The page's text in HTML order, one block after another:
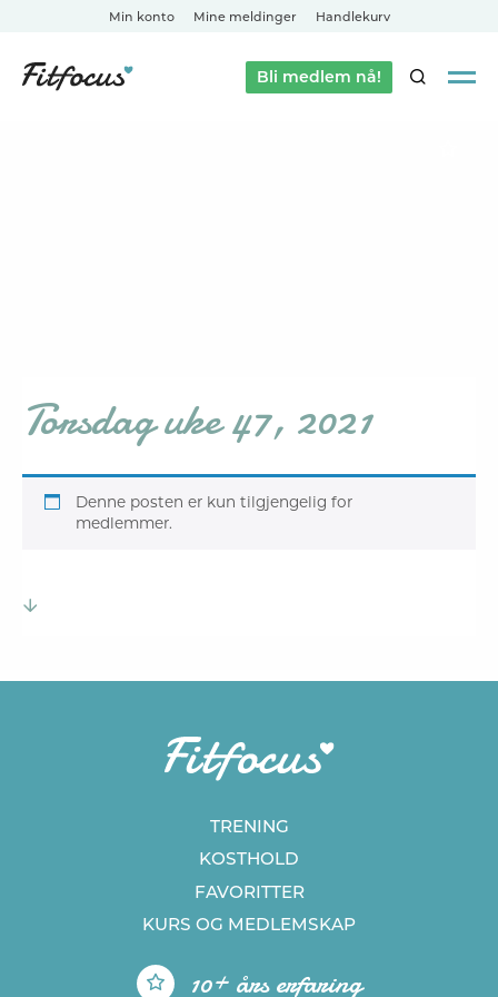
Min konto Mine meldinger Handlekurv
Bli medlem nå!SØK
Torsdag uke 47, 2021
Denne posten er kun tilgjengelig for
medlemmer.
TRENING
KOSTHOLD
FAVORITTER
KURS OG MEDLEMSKAP
10+ års erfaring